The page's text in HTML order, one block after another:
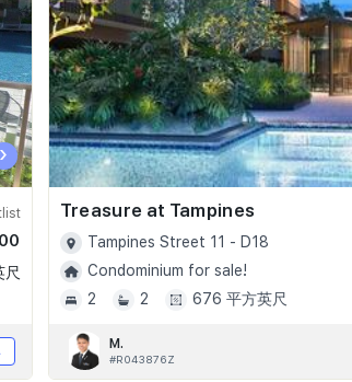
尺
Treasure at Tampines
Tampines Street 11 - D18
Condominium for sale!
2
2 676 平方英尺
M.
#R043876Z